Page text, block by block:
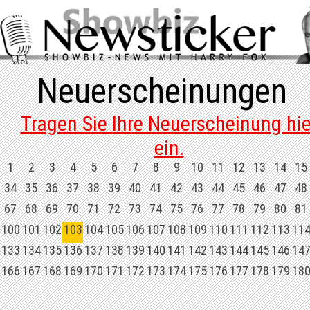
Neuerscheinungen
Tragen Sie Ihre Neuerscheinung
ein.
1 2 3 4 5 6 7 8 9 10 11 12 13 14 15
34 35 36 37 38 39 40 41 42 43 44 45 46 47 48
67 68 69 70 71 72 73 74 75 76 77 78 79 80 81
100101102 103104105106107108109110111112113114
133134135136137138139140141142143144145146147
166167168169170171172173174175176177178179180